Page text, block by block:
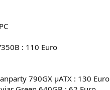
: 110 Euro
790GX µATX : 130 Euro